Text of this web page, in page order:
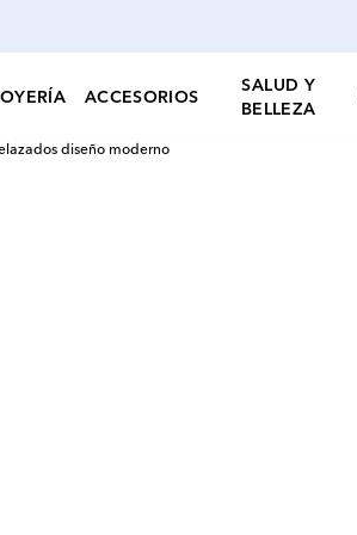
ACCESORIOS
SALUD Y
BELLEZA
diseño moderno